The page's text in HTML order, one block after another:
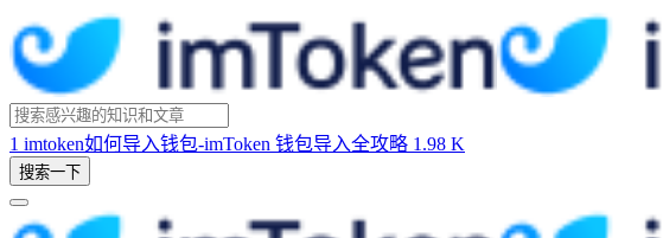
1 imtoken如何导入钱包-imToken 钱包导入全攻略 1.98 K
搜索一下